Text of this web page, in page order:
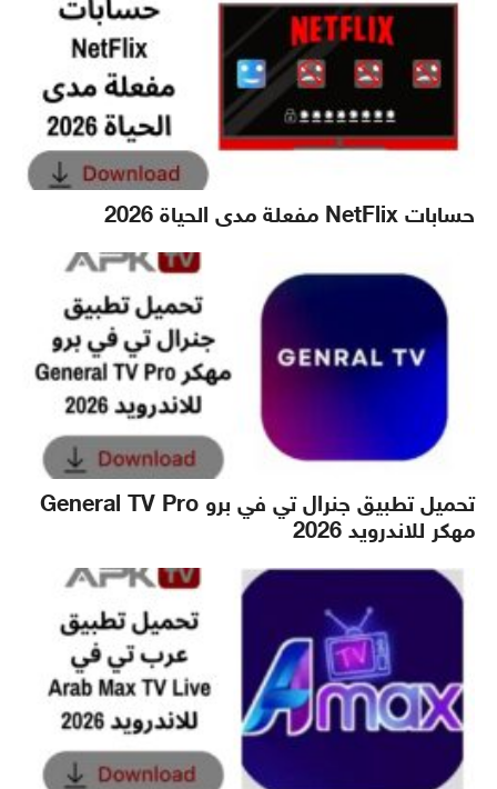
حسابات NetFlix مفعلة مدى الحياة 2026
تحميل تطبيق جنرال تي في برو General TV Pro
مهكر للاندرويد 2026